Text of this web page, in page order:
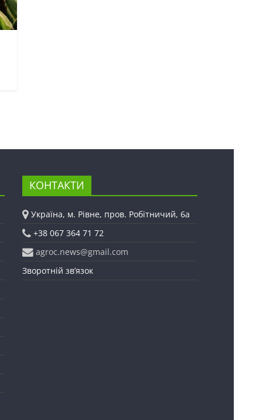
КОНТАКТИ
Україна, м. Рівне, пров. Робітничий, 6а
+38 067 364 71 72
agroc.news@gmail.com
Зворотній зв’язок